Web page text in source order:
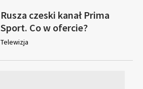
Rusza czeski kanał Prima
Sport. Co w ofercie?
Telewizja